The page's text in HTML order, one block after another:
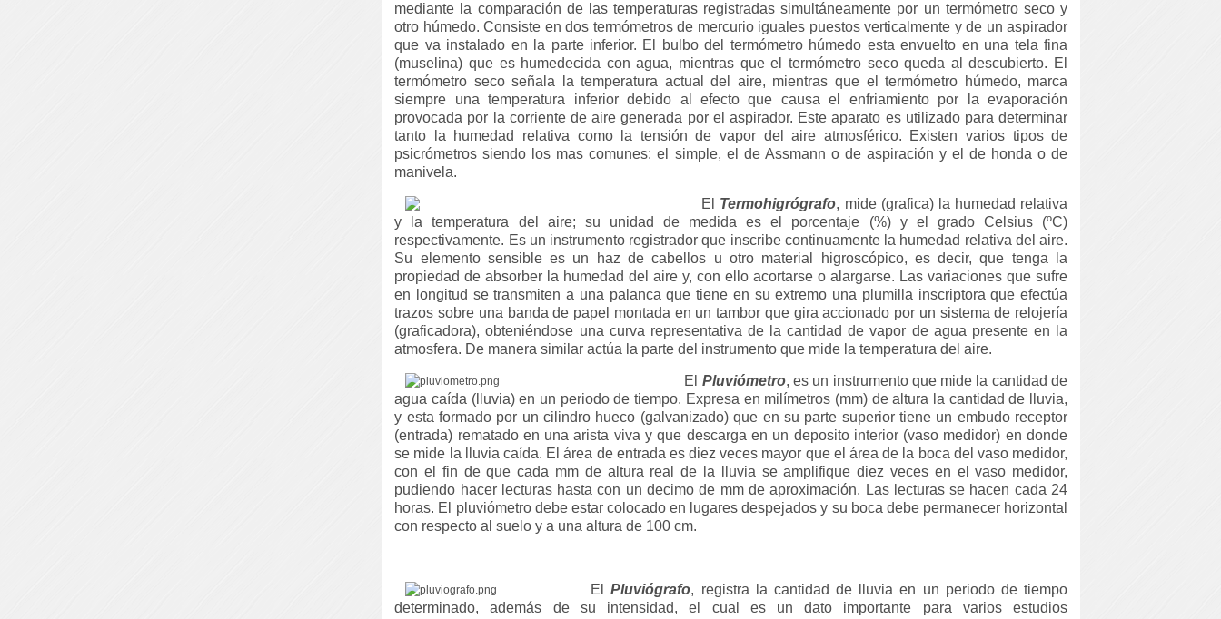
mediante la comparación de las temperaturas registradas simultáneamente por un termómetro seco y
otro húmedo. Consiste en dos termómetros de mercurio iguales puestos verticalmente y de un aspirador
que va instalado en la parte inferior. El bulbo del termómetro húmedo esta envuelto en una tela fina
(muselina) que es humedecida con agua, mientras que el termómetro seco queda al descubierto. El
termómetro seco señala la temperatura actual del aire, mientras que el termómetro húmedo, marca
siempre una temperatura inferior debido al efecto que causa el enfriamiento por la evaporación
provocada por la corriente de aire generada por el aspirador. Este aparato es utilizado para determinar
tanto la humedad relativa como la tensión de vapor del aire atmosférico. Existen varios tipos de
psicrómetros siendo los mas comunes: el simple, el de Assmann o de aspiración y el de honda o de
manivela.
El Termohigrógrafo, mide (grafica) la humedad relativa
y la temperatura del aire; su unidad de medida es el porcentaje (%) y el grado Celsius (ºC)
respectivamente. Es un instrumento registrador que inscribe continuamente la humedad relativa del aire.
Su elemento sensible es un haz de cabellos u otro material higroscópico, es decir, que tenga la
propiedad de absorber la humedad del aire y, con ello acortarse o alargarse. Las variaciones que sufre
en longitud se transmiten a una palanca que tiene en su extremo una plumilla inscriptora que efectúa
trazos sobre una banda de papel montada en un tambor que gira accionado por un sistema de relojería
(graficadora), obteniéndose una curva representativa de la cantidad de vapor de agua presente en la
atmosfera. De manera similar actúa la parte del instrumento que mide la temperatura del aire.
El Pluviómetro, es un instrumento que mide la cantidad de
agua caída (lluvia) en un periodo de tiempo. Expresa en milímetros (mm) de altura la cantidad de lluvia,
y esta formado por un cilindro hueco (galvanizado) que en su parte superior tiene un embudo receptor
(entrada) rematado en una arista viva y que descarga en un deposito interior (vaso medidor) en donde
se mide la lluvia caída. El área de entrada es diez veces mayor que el área de la boca del vaso medidor,
con el fin de que cada mm de altura real de la lluvia se amplifique diez veces en el vaso medidor,
pudiendo hacer lecturas hasta con un decimo de mm de aproximación. Las lecturas se hacen cada 24
horas. El pluviómetro debe estar colocado en lugares despejados y su boca debe permanecer horizontal
con respecto al suelo y a una altura de 100 cm.
ElPluviógrafo, registra la cantidad de lluvia en un periodo de tiempo
determinado, además de su intensidad, el cual es un dato importante para varios estudios